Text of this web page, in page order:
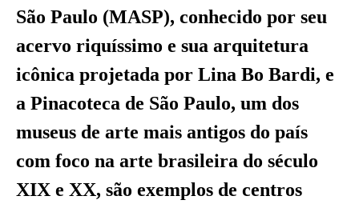
São Paulo (MASP), conhecido por seu
acervo riquíssimo e sua arquitetura
icônica projetada por Lina Bo Bardi, e
a Pinacoteca de São Paulo, um dos
museus de arte mais antigos do país
com foco na arte brasileira do século
XIX e XX, são exemplos de centros